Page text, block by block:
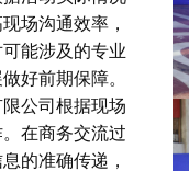
场沟通效率，
能涉及的专业
好前期保障。
公司根据现场
在商务交流过
的准确传递，